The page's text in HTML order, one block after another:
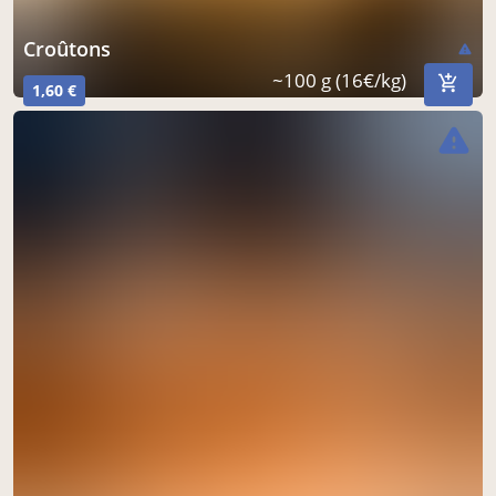
Croûtons warning
1,60 € ~100 g (16€/kg)
warning